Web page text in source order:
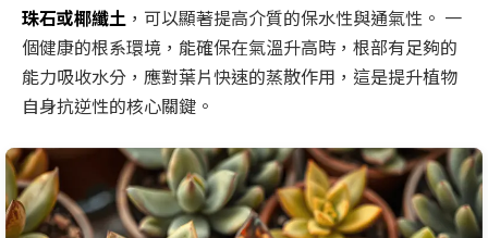
珠石或椰纖土 ，可以顯著提高介質的保水性與通氣性。 一
個健康的根系環境，能確保在氣溫升高時，根部有足夠的
能力吸收水分，應對葉片快速的蒸散作用，這是提升植物
自身抗逆性的核心關鍵。